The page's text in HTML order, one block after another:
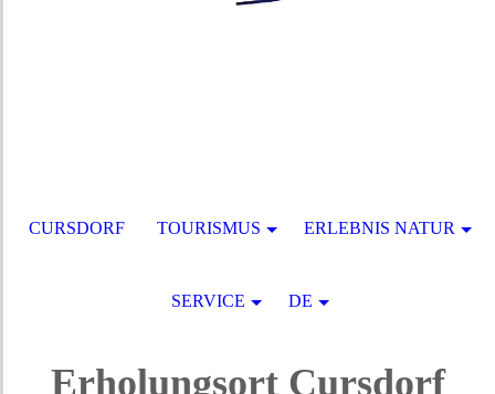
ErholungsortCursdorf
CURSDORF TOURISMUS ERLEBNIS NATUR
SERVICE DE